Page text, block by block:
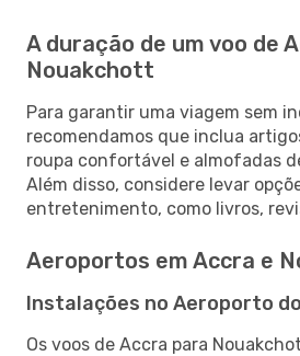
A duração de um voo de
Nouakchott
Para garantir uma viagem sem
recomendamos que inclua
roupa confortável e almofadas
Além disso, considere levar
entretenimento, como livros,
Aeroportos em Accra e
Instalações no Aeroporto
Os voos de Accra para